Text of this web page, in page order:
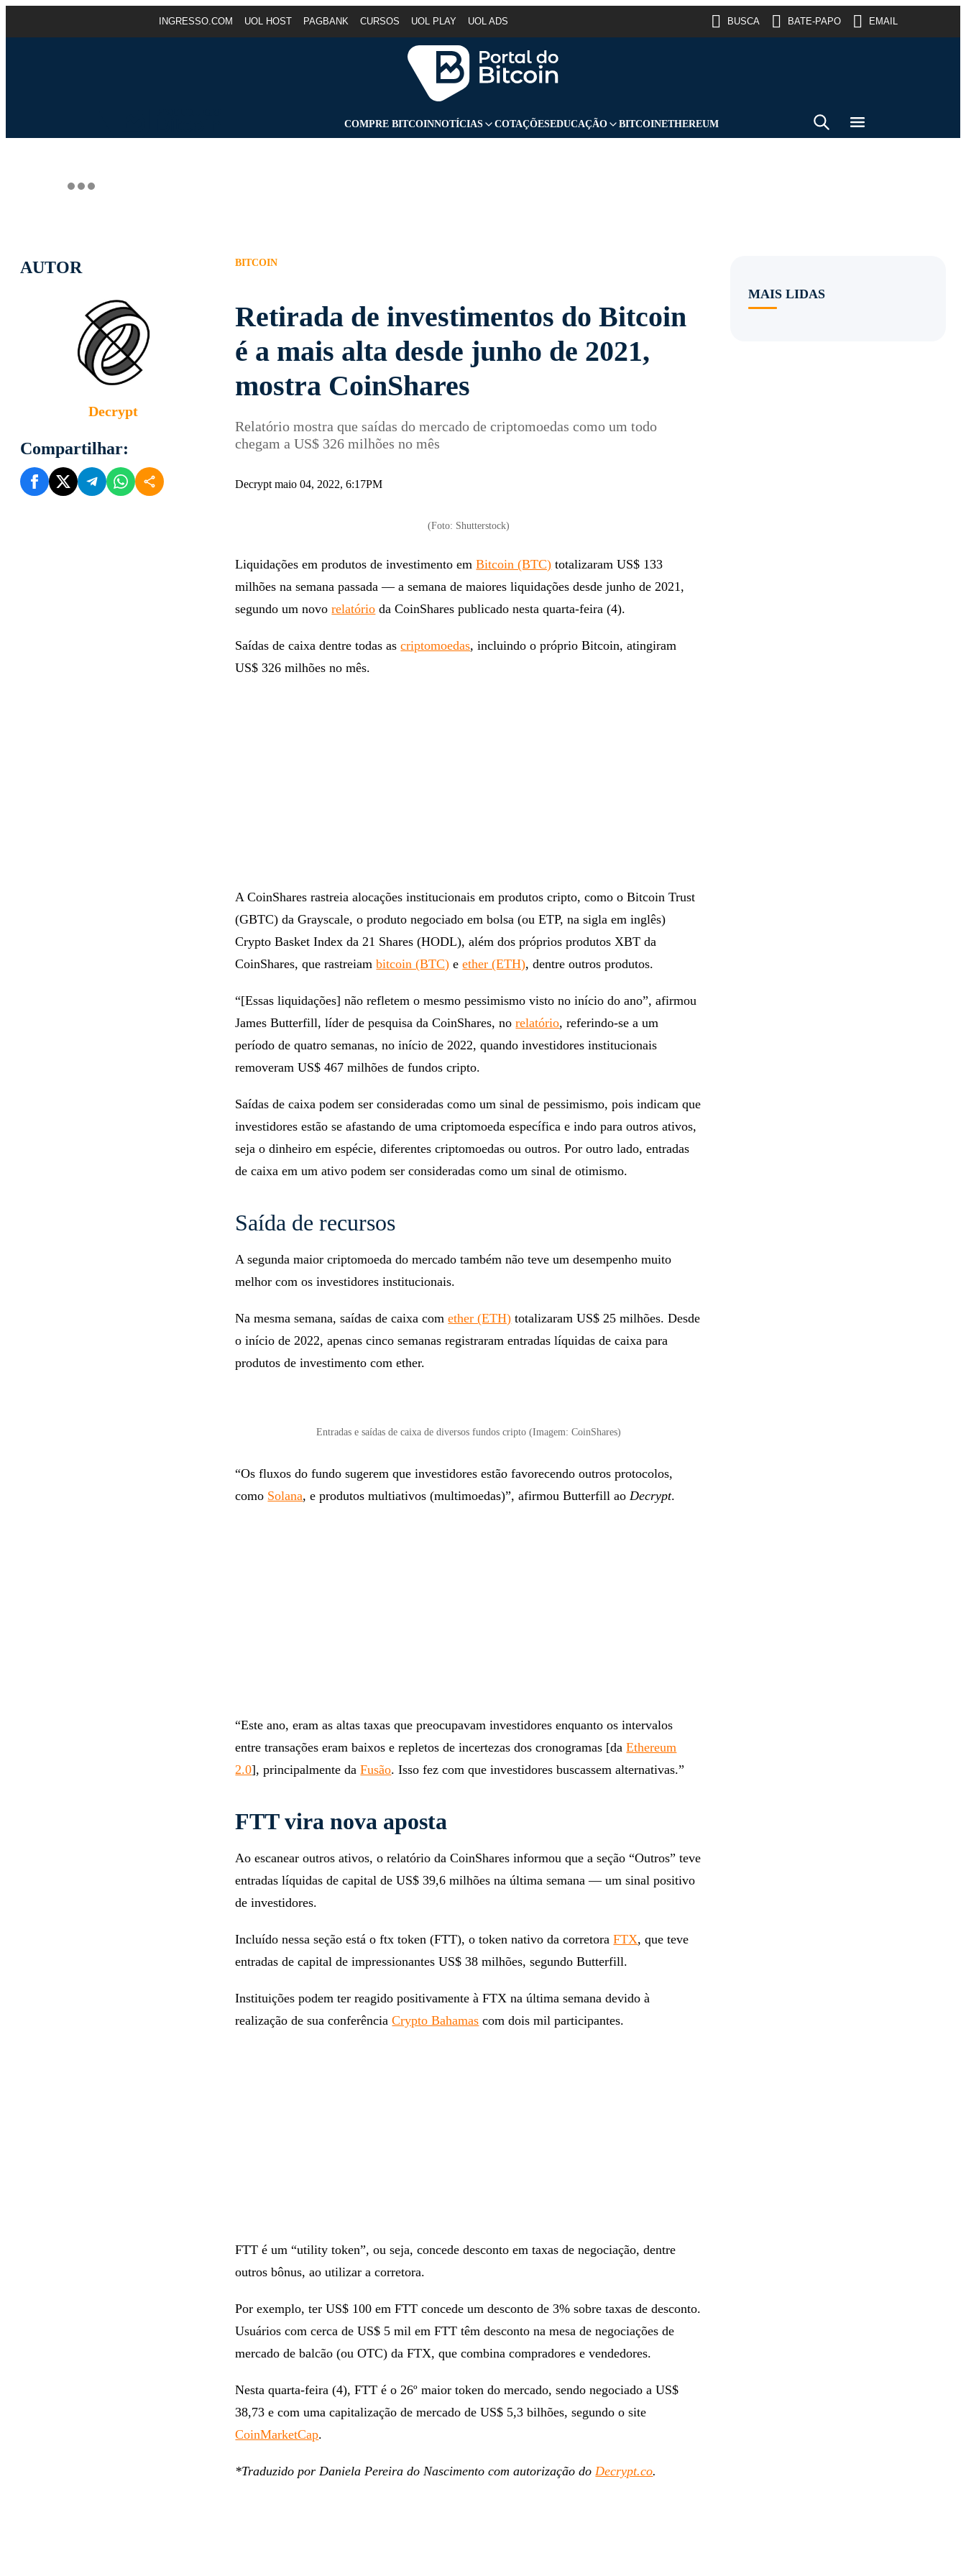
INGRESSO.COM UOL HOST PAGBANK CURSOS UOL PLAY UOL ADS BUSCA BATE-PAPO EMAIL
COMPRE BITCOINNOTÍCIAS COTAÇÕESEDUCAÇÃO BITCOINETHEREUM
AUTOR
Decrypt
Compartilhar:
BITCOIN
Retirada de investimentos do Bitcoin
é a mais alta desde junho de 2021,
mostra CoinShares
Relatório mostra que saídas do mercado de criptomoedas como um todo
chegam a US$ 326 milhões no mês
Decrypt maio 04, 2022, 6:17PM
(Foto: Shutterstock)
Liquidações em produtos de investimento emBitcoin (BTC) totalizaram US$ 133
milhões na semana passada — a semana de maiores liquidações desde junho de 2021,
segundo um novorelatório da CoinShares publicado nesta quarta-feira (4).
Saídas de caixa dentre todas ascriptomoedas, incluindo o próprio Bitcoin, atingiram
US$ 326 milhões no mês.
A CoinShares rastreia alocações institucionais em produtos cripto, como o Bitcoin Trust
(GBTC) da Grayscale, o produto negociado em bolsa (ou ETP, na sigla em inglês)
Crypto Basket Index da 21 Shares (HODL), além dos próprios produtos XBT da
CoinShares, que rastreiambitcoin (BTC) eether (ETH), dentre outros produtos.
“[Essas liquidações] não refletem o mesmo pessimismo visto no início do ano”, afirmou
James Butterfill, líder de pesquisa da CoinShares, norelatório, referindo-se a um
período de quatro semanas, no início de 2022, quando investidores institucionais
removeram US$ 467 milhões de fundos cripto.
Saídas de caixa podem ser consideradas como um sinal de pessimismo, pois indicam que
investidores estão se afastando de uma criptomoeda específica e indo para outros ativos,
seja o dinheiro em espécie, diferentes criptomoedas ou outros. Por outro lado, entradas
de caixa em um ativo podem ser consideradas como um sinal de otimismo.
Saída de recursos
A segunda maior criptomoeda do mercado também não teve um desempenho muito
melhor com os investidores institucionais.
Na mesma semana, saídas de caixa comether (ETH) totalizaram US$ 25 milhões. Desde
o início de 2022, apenas cinco semanas registraram entradas líquidas de caixa para
produtos de investimento com ether.
Entradas e saídas de caixa de diversos fundos cripto (Imagem: CoinShares)
“Os fluxos do fundo sugerem que investidores estão favorecendo outros protocolos,
como Solana, e produtos multiativos (multimoedas)”, afirmou Butterfill aoDecrypt.
“Este ano, eram as altas taxas que preocupavam investidores enquanto os intervalos
entre transações eram baixos e repletos de incertezas dos cronogramas [daEthereum
2.0], principalmente daFusão. Isso fez com que investidores buscassem alternativas.”
FTT vira nova aposta
Ao escanear outros ativos, o relatório da CoinShares informou que a seção “Outros” teve
entradas líquidas de capital de US$ 39,6 milhões na última semana — um sinal positivo
de investidores.
Incluído nessa seção está o ftx token (FTT), o token nativo da corretoraFTX, que teve
entradas de capital de impressionantes US$ 38 milhões, segundo Butterfill.
Instituições podem ter reagido positivamente à FTX na última semana devido à
realização de sua conferênciaCrypto Bahamas com dois mil participantes.
FTT é um “utility token”, ou seja, concede desconto em taxas de negociação, dentre
outros bônus, ao utilizar a corretora.
Por exemplo, ter US$ 100 em FTT concede um desconto de 3% sobre taxas de desconto.
Usuários com cerca de US$ 5 mil em FTT têm desconto na mesa de negociações de
mercado de balcão (ou OTC) da FTX, que combina compradores e vendedores.
Nesta quarta-feira (4), FTT é o 26º maior token do mercado, sendo negociado a US$
38,73 e com uma capitalização de mercado de US$ 5,3 bilhões, segundo o site
CoinMarketCap.
*Traduzido por Daniela Pereira do Nascimento com autorização doDecrypt.co.
MAIS LIDAS